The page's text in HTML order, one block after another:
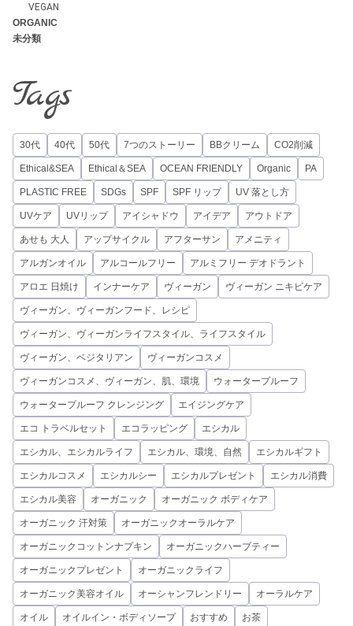
VEGAN
ORGANIC
未分類
Tags
30代 40代 50代 7つのストーリー BBクリーム CO2削減
Ethical&SEA Ethical＆SEA OCEAN FRIENDLY Organic PA
PLASTIC FREE SDGs SPF SPF リップ UV 落とし方
UVケア UVリップ アイシャドウ アイデア アウトドア
あせも 大人 アップサイクル アフターサン アメニティ
アルガンオイル アルコールフリー アルミフリー デオドラント
アロエ 日焼け インナーケア ヴィーガン ヴィーガン ニキビケア
ヴィーガン、ヴィーガンフード、レシピ
ヴィーガン、ヴィーガンライフスタイル、ライフスタイル
ヴィーガン、ベジタリアン ヴィーガンコスメ
ヴィーガンコスメ、ヴィーガン、肌、環境 ウォータープルーフ
ウォータープルーフ クレンジング エイジングケア
エコ トラベルセット エコラッピング エシカル
エシカル、エシカルライフ エシカル、環境、自然 エシカルギフト
エシカルコスメ エシカルシー エシカルプレゼント エシカル消費
エシカル美容 オーガニック オーガニック ボディケア
オーガニック 汗対策 オーガニックオーラルケア
オーガニックコットンナプキン オーガニックハーブティー
オーガニックプレゼント オーガニックライフ
オーガニック美容オイル オーシャンフレンドリー オーラルケア
オイル オイルイン・ボディソープ おすすめ お茶